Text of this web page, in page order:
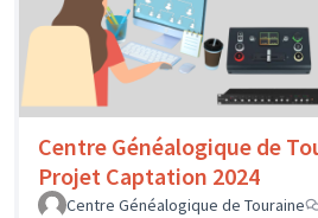
Centre Généalogique de
Projet Captation 2024
Centre Généalogique de Touraine